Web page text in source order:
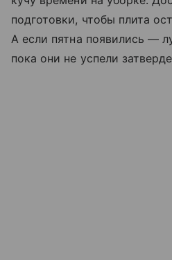
подготовки, чтобы плита
А если пятна появились —
пока они не успели